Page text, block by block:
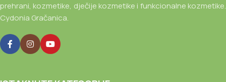
prehrani, kozmetike, dječije kozmetike i funkcionalne kozmetike.
Cydonia Gračanica.